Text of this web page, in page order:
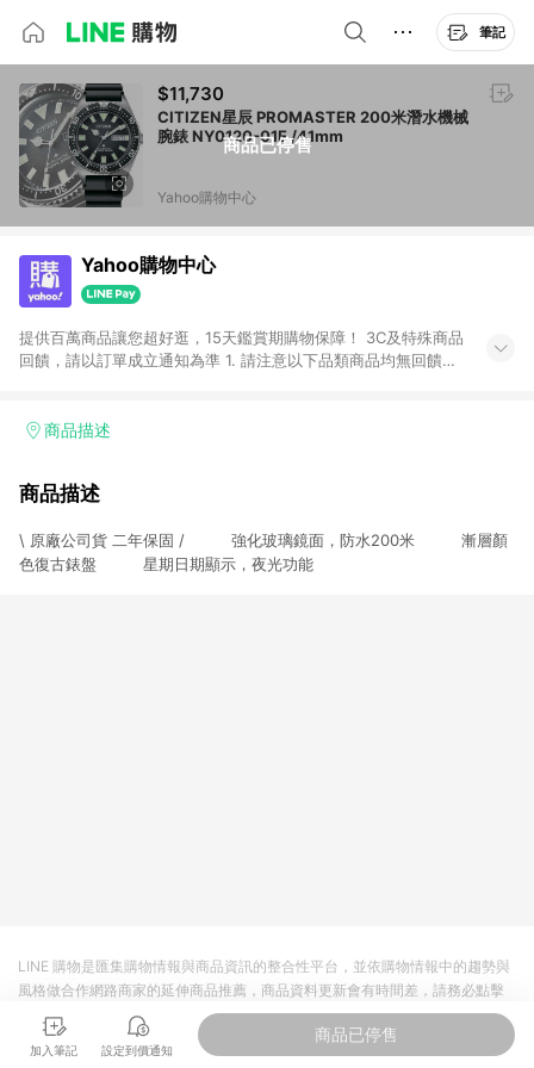
筆記
商品已停售
$11,730
CITIZEN星辰 PROMASTER 200米潛水機械
腕錶 NY0120-01E /41mm
Yahoo購物中心
Yahoo購物中心
提供百萬商品讓您超好逛，15天鑑賞期購物保障！ 3C及特殊商品
回饋，請以訂單成立通知為準 1. 請注意以下品類商品均無回饋：
電玩/遊戲/相機/單眼/鏡頭/拍立得 [2024/6/1起適用] -內接硬
的購回饋活動享Yahoo超贈點回饋者 - 購物中心商店之商品：商
3. 訂單回饋金額將扣除運費/購物金/超贈點/福利金/紅利折抵/折
價券等虛擬貨幣折抵 4. 大宗採購或批發轉賣不具回饋資格： 如
商品描述
商品描述
\ 原廠公司貨 二年保固 / 強化玻璃鏡面，防水200米 漸層顏
色復古錶盤 星期日期顯示，夜光功能
加入筆記 設定到價通知
商品已停售
LINE 購物是匯集購物情報與商品資訊的整合性平台，並依購物情報中的趨勢與
風格做合作網路商家的延伸商品推薦，商品資料更新會有時間差，請務必點擊
商品至各合作網路商家，確認現售價與購物條件，一切資訊以合作廠商網頁為
準。